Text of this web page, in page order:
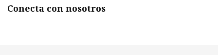
Conecta con nosotros